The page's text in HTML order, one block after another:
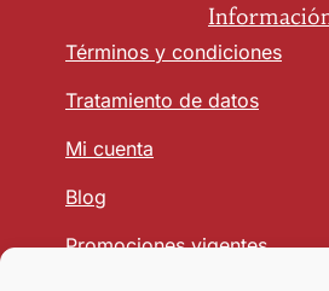
Términos y condiciones
Tratamiento de datos
Mi cuenta
Blog
Promociones vigentes